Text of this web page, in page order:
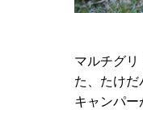
マルチグ
た、たけ
キャンパー